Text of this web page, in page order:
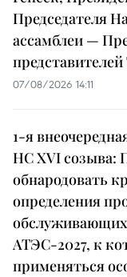
Председателя
ассамблеи —
07/08/2026 14:11
1-я
НС XVI созыва:
обнародовать
определения
АТЭС-2027, к
применяться